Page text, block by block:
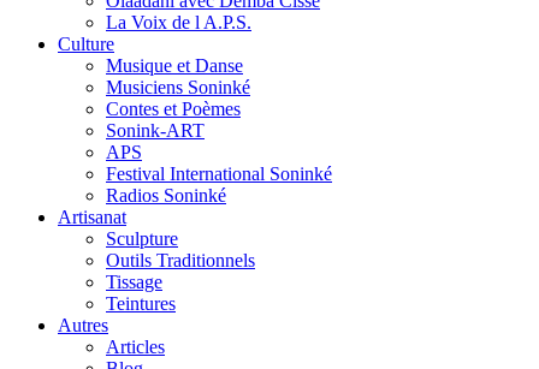
La Voix de l A.P.S.
Culture
Musique et Danse
Musiciens Soninké
Contes et Poèmes
Sonink-ART
APS
Festival International Soninké
Radios Soninké
Artisanat
Sculpture
Outils Traditionnels
Tissage
Teintures
Autres
Articles